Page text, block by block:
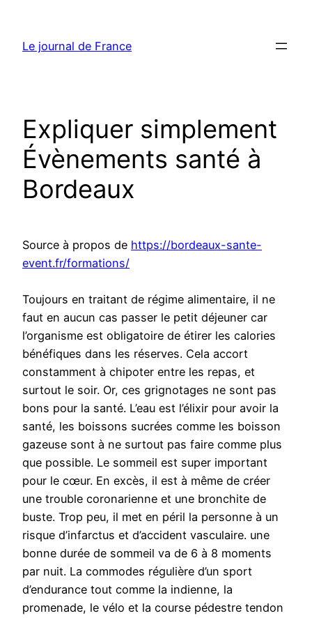
contenu
Le journal de France
Expliquer simplement
Évènements santé à
Bordeaux
Source à propos de https://bordeaux-sante-
event.fr/formations/
Toujours en traitant de régime alimentaire, il ne
faut en aucun cas passer le petit déjeuner car
l’organisme est obligatoire de étirer les calories
bénéfiques dans les réserves. Cela accort
constamment à chipoter entre les repas, et
surtout le soir. Or, ces grignotages ne sont pas
bons pour la santé. L’eau est l’élixir pour avoir la
santé, les boissons sucrées comme les boisson
gazeuse sont à ne surtout pas faire comme plus
que possible. Le sommeil est super important
pour le cœur. En excès, il est à même de créer
une trouble coronarienne et une bronchite de
buste. Trop peu, il met en péril la personne à un
risque d’infarctus et d’accident vasculaire. une
bonne durée de sommeil va de 6 à 8 moments
par nuit. La commodes régulière d’un sport
d’endurance tout comme la indienne, la
promenade, le vélo et la course pédestre tendon